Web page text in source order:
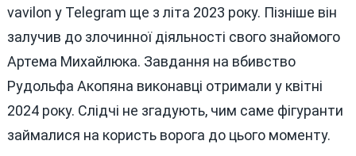
vavilon у Telegram ще з літа 2023 року. Пізніше він
залучив до злочинної діяльності свого знайомого
Артема Михайлюка. Завдання на вбивство
Рудольфа Акопяна виконавці отримали у квітні
2024 року. Слідчі не згадують, чим саме фігуранти
займалися на користь ворога до цього моменту.